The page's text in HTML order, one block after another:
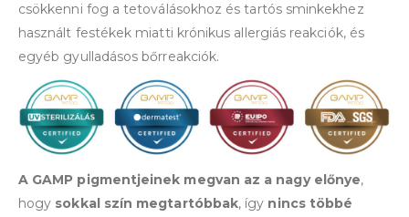
csökkenni fog a tetoválásokhoz és tartós sminkekhez
használt festékek miatti krónikus allergiás reakciók, és
egyéb gyulladásos bőrreakciók.
A GAMP pigmentjeinek megvan az a nagy előnye,
hogy sokkal szín megtartóbbak, így nincs többé